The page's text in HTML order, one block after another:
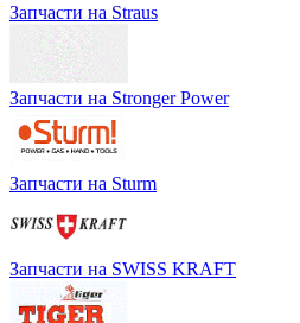
Запчасти на Straus
Запчасти на Stronger Power
Запчасти на Sturm
Запчасти на SWISS KRAFT